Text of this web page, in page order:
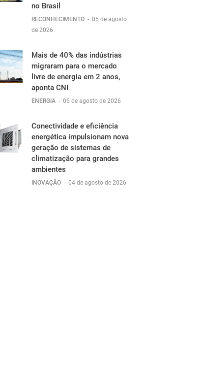
no Brasil
RECONHECIMENTO - 05 de agosto
de 2026
Mais de 40% das indústrias
migraram para o mercado
livre de energia em 2 anos,
aponta CNI
ENERGIA - 05 de agosto de 2026
Conectividade e eficiência
energética impulsionam nova
geração de sistemas de
climatização para grandes
ambientes
INOVAÇÃO - 04 de agosto de 2026